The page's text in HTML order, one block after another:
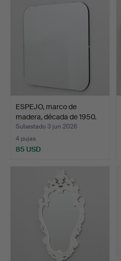
ESPEJO, marco de
madera, década de 1950.
Subastado 3 jun 2026
4 pujas
85 USD